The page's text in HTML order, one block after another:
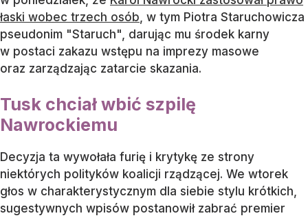
łaski wobec trzech osób , w tym Piotra Staruchowicza
pseudonim "Staruch", darując mu środek karny
w postaci zakazu wstępu na imprezy masowe
oraz zarządzając zatarcie skazania.
Tusk chciał wbić szpilę
Nawrockiemu
Decyzja ta wywołała furię i krytykę ze strony
niektórych polityków koalicji rządzącej. We wtorek
głos w charakterystycznym dla siebie stylu krótkich,
sugestywnych wpisów postanowił zabrać premier